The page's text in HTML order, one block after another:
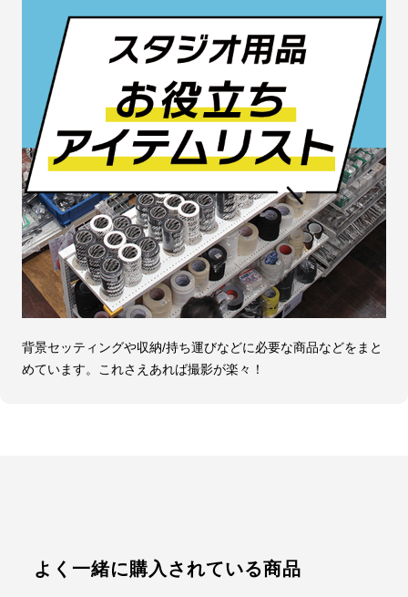
背景セッティングや収納/持ち運びなどに必要な商品などをまと
めています。これさえあれば撮影が楽々！
よく一緒に購入されている商品